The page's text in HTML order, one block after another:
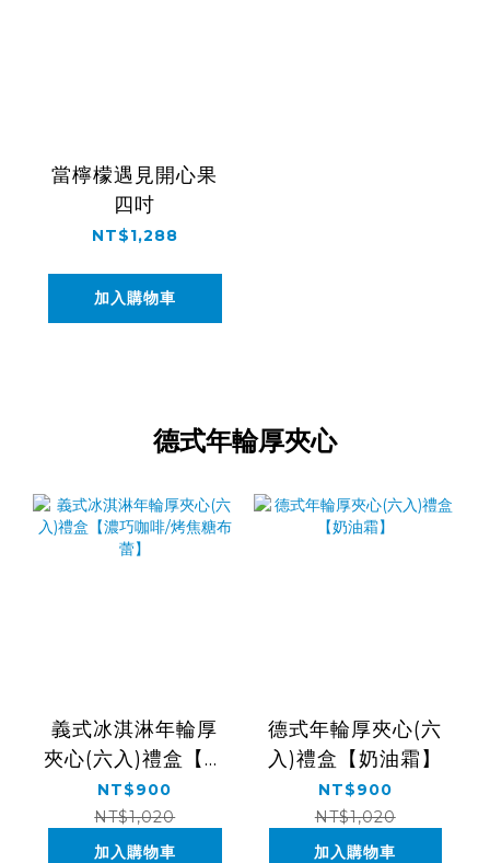
當檸檬遇見開心果
四吋
NT$1,288
加入購物車
德式年輪厚夾心
義式冰淇淋年輪厚
夾心(六入)禮盒【濃
巧咖啡/烤焦糖布
蕾】
NT$900
NT$1,020
加入購物車
德式年輪厚夾心(六
入)禮盒【奶油霜】
NT$900
NT$1,020
加入購物車